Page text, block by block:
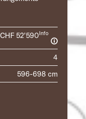
CHF 52'590Info
4
596-698 cm